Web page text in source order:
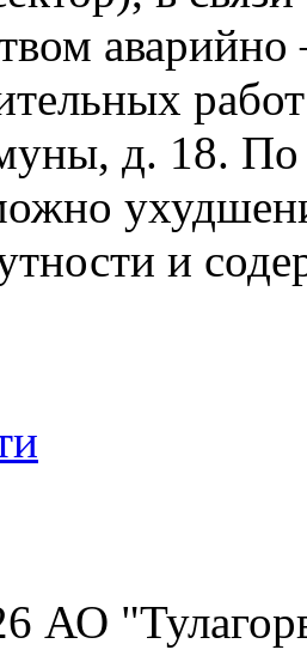
аварийно
д. 18. По
и
АО